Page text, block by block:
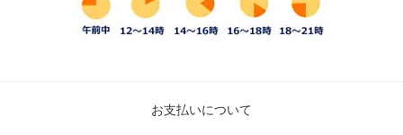
お支払いについて